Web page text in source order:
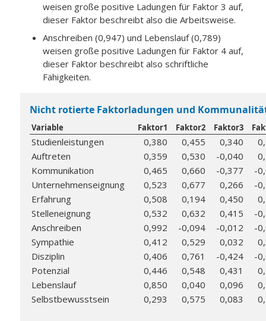
weisen große positive Ladungen für Faktor 3 auf,
dieser Faktor beschreibt also die Arbeitsweise.
Anschreiben (0,947) und Lebenslauf (0,789)
weisen große positive Ladungen für Faktor 4 auf,
dieser Faktor beschreibt also schriftliche
Fähigkeiten.
Nicht rotierte Faktorladungen und
Variable Faktor1 Faktor2 Faktor3
Studienleistungen 0,380 0,455 0,340
Auftreten
0,359 0,530 -0,040
Kommunikation
0,465 0,660 -0,377
-
Unternehmenseignung
0,523 0,677 0,266
-
Erfahrung
0,508 0,194 0,450
Stelleneignung
0,532 0,632 0,415
-
Anschreiben
0,992 -0,094 -0,012
-
Sympathie
0,412 0,529 0,032
Disziplin
0,406 0,761 -0,424
-
Potenzial
0,446 0,548 0,431
Lebenslauf
0,850 0,040 0,096
Selbstbewusstsein
0,293 0,575 0,083